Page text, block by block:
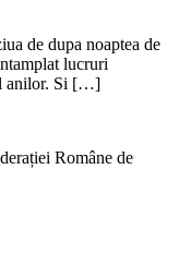
de dupa noaptea de
lucruri
anilor. Si […]
Române de